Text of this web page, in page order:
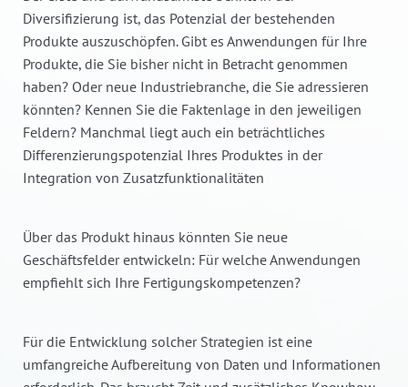
Diversifizierung ist, das Potenzial der bestehenden
Produkte auszuschöpfen. Gibt es Anwendungen für Ihre
Produkte, die Sie bisher nicht in Betracht genommen
haben? Oder neue Industriebranche, die Sie adressieren
könnten? Kennen Sie die Faktenlage in den jeweiligen
Feldern? Manchmal liegt auch ein beträchtliches
Differenzierungspotenzial Ihres Produktes in der
Integration von Zusatzfunktionalitäten
Über das Produkt hinaus könnten Sie neue
Geschäftsfelder entwickeln: Für welche Anwendungen
empfiehlt sich Ihre Fertigungskompetenzen?
Für die Entwicklung solcher Strategien ist eine
umfangreiche Aufbereitung von Daten und Informationen